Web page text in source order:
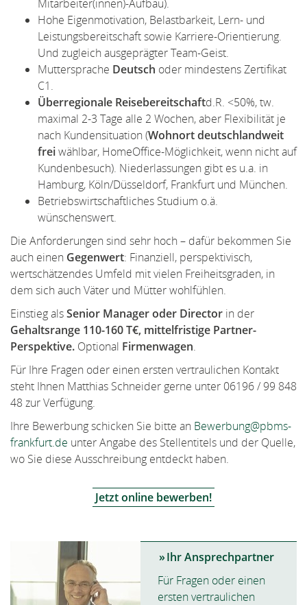
Mitarbeiter(innen)-Aufbau).
Hohe Eigenmotivation, Belastbarkeit, Lern- und
Leistungsbereitschaft sowie Karriere-Orientierung.
Und zugleich ausgeprägter Team-Geist.
Muttersprache Deutsch oder mindestens Zertifikat
C1.
Überregionale Reisebereitschaftd.R. <50%, tw.
maximal 2-3 Tage alle 2 Wochen, aber Flexibilität je
nach Kundensituation (Wohnort deutschlandweit
freiwählbar, HomeOffice-Möglichkeit, wenn nicht auf
Kundenbesuch). Niederlassungen gibt es u.a. in
Hamburg, Köln/Düsseldorf, Frankfurt und München.
Betriebswirtschaftliches Studium o.ä.
wünschenswert.
Die Anforderungen sind sehr hoch – dafür bekommen Sie
auch einen Gegenwert: Finanziell, perspektivisch,
wertschätzendes Umfeld mit vielen Freiheitsgraden, in
dem sich auch Väter und Mütter wohlfühlen.
Einstieg alsSenior Manageroder Director in der
Gehaltsrange 110-160 T€, mittelfristige Partner-
Perspektive. Optional Firmenwagen.
Für Ihre Fragen oder einen ersten vertraulichen Kontakt
steht Ihnen Matthias Schneider gerne unter 06196 / 99 848
48 zur Verfügung.
Ihre Bewerbung schicken Sie bitte an Bewerbung@pbms-
frankfurt.de unter Angabe des Stellentitels und der Quelle,
wo Sie diese Ausschreibung entdeckt haben.
Jetzt online bewerben!
Ihr Ansprechpartner
Für Fragen oder einen
ersten vertraulichen